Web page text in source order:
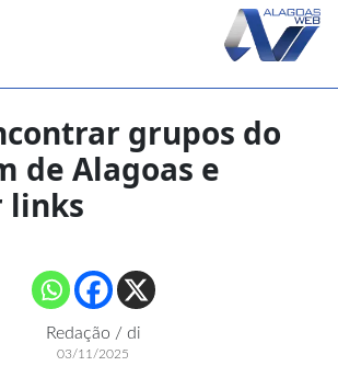
grupos do
de Alagoas e
links
Redação / di
03/11/2025